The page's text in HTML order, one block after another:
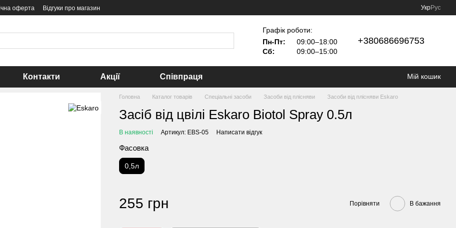
оферта Відгуки про магазин УкрРус
Графік роботи:
Пн-Пт:
09:00–18:00
Сб:
09:00–15:00
+380686696753
Контакти Акції Співпраця Мій кошик
Головна Каталог товарів Спеціальні засоби Засоби від плісняви Засоби від плісняви Eskaro
Засіб від цвілі Eskaro Biotol Spray 0.5л
В наявності Артикул: EBS-05 Написати відгук
Фасовка
0,5л
255 грн Порівняти В бажання